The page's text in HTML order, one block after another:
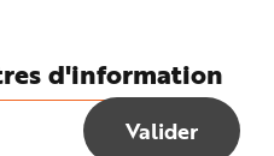
d'information